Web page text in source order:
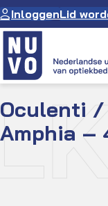
Ga
naar
de
inhoud
InloggenLid
Academie
Oculenti /
Amphia –